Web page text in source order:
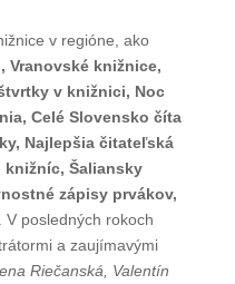
v regióne, ako
Vranovské knižnice,
v knižnici, Noc
Celé Slovensko číta
Najlepšia čitateľská
Šaliansky
zápisy prvákov,
posledných rokoch
a zaujímavými
Riečanská, Valentín